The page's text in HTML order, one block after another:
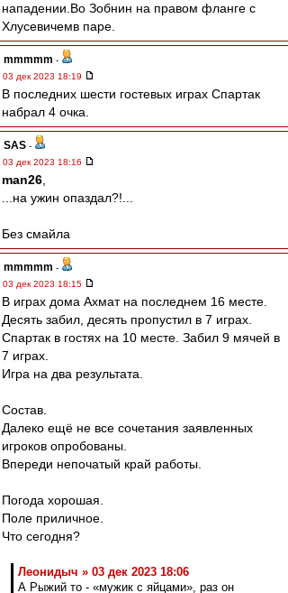
нападении.Во Зобнин на правом фланге с
Хлусевичемв паре.
mmmmm -
03 дек 2023 18:19
В последних шести гостевых играх Спартак
набрал 4 очка.
SAS -
03 дек 2023 18:16
man26
...на ужин опаздал?!...
Без смайла
mmmmm -
03 дек 2023 18:15
В играх дома Ахмат на последнем 16 месте.
Десять забил, десять пропустил в 7 играх.
Спартак в гостях на 10 месте. Забил 9 мячей в
7 играх.
Игра на два результата.
Состав.
Далеко ещё не все сочетания заявленных
игроков опробованы.
Впереди непочатый край работы.
Погода хорошая.
Поле приличное.
Что сегодня?
Леонидыч » 03 дек 2023 18:06
А Рыжий то - «мужик с яйцами», раз он